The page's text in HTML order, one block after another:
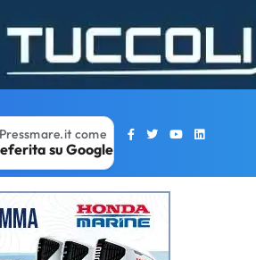
come
su Google